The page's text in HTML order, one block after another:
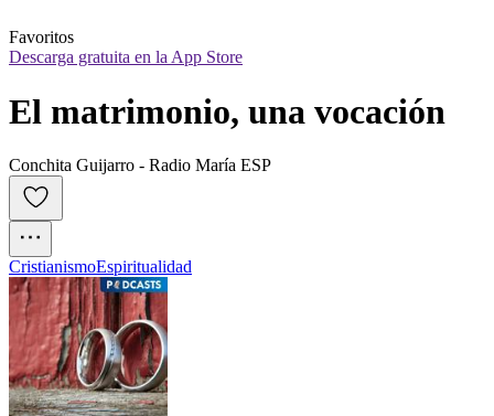
Favoritos
Descarga gratuita en la App Store
El matrimonio, una vocación
Conchita Guijarro - Radio María ESP
CristianismoEspiritualidad